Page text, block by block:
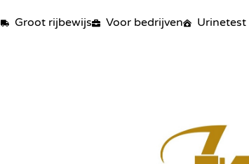
Groot rijbewijs Voor bedrijven Urinetest